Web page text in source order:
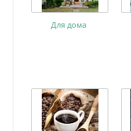
Для дома